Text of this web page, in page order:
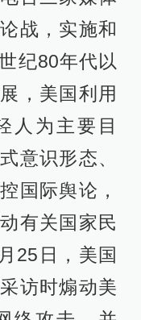
战，实施和
纪80年代以
，美国利用
人为主要目
意识形态、
国际舆论，
有关国家民
25日，美国
访时煽动美